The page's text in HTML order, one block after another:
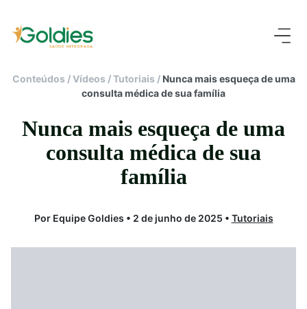
Conteúdos/Vídeos/Tutoriais/ Nunca mais esqueça de uma
consulta médica de sua família
Nunca mais esqueça de uma
consulta médica de sua
família
Por Equipe Goldies • 2 de junho de 2025 • Tutoriais